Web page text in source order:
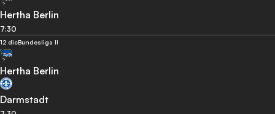
Hertha Berlin
7:30
12 dicBundesliga II
Hertha Berlin
Darmstadt